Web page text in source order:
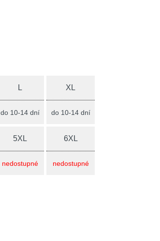
L
do 10-14 dní
XL
do 10-14 dní
5XL
nedostupné
6XL
nedostupné